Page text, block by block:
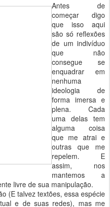
Antes de
começar digo
que isso aqui
são só reflexões
de um indivíduo
que não
consegue se
enquadrar em
nenhuma
ideologia de
forma imersa e
plena. Cada
uma delas tem
alguma coisa
que me atrai e
outras que me
repelem. E
assim, nos
mantemos a
livre de sua manipulação.
(E talvez textões, essa espécie
e de suas redes), mas me